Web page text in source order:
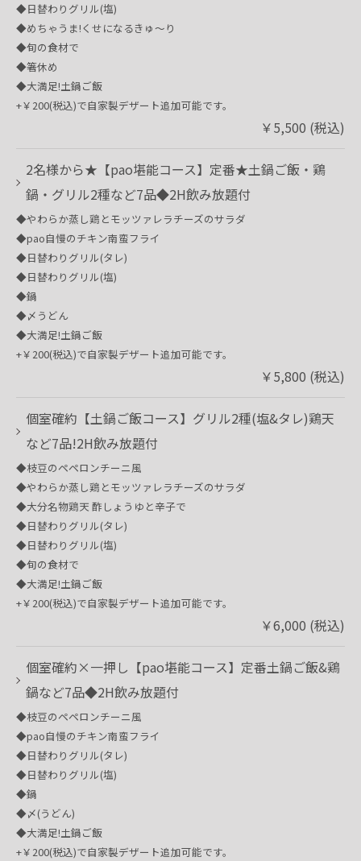
◆日替わりグリル(塩)
◆めちゃうま!くせになるきゅ～り
◆旬の食材で
◆箸休め
◆大満足!土鍋ご飯
+￥200(税込)で自家製デザート追加可能です。
￥5,500 (税込)
2名様から★【pao堪能コース】定番★土鍋ご飯・鶏
鍋・グリル2種など7品◆2H飲み放題付
◆やわらか蒸し鶏とモッツァレラチーズのサラダ
◆pao自慢のチキン南蛮フライ
◆日替わりグリル(タレ)
◆日替わりグリル(塩)
◆鍋
◆〆うどん
◆大満足!土鍋ご飯
+￥200(税込)で自家製デザート追加可能です。
￥5,800 (税込)
個室確約【土鍋ご飯コース】グリル2種(塩&タレ)鶏天
など7品!2H飲み放題付
◆枝豆のペペロンチーニ風
◆やわらか蒸し鶏とモッツァレラチーズのサラダ
◆大分名物鶏天 酢しょうゆと辛子で
◆日替わりグリル(タレ)
◆日替わりグリル(塩)
◆旬の食材で
◆大満足!土鍋ご飯
+￥200(税込)で自家製デザート追加可能です。
￥6,000 (税込)
個室確約×一押し【pao堪能コース】定番土鍋ご飯&鶏
鍋など7品◆2H飲み放題付
◆枝豆のペペロンチーニ風
◆pao自慢のチキン南蛮フライ
◆日替わりグリル(タレ)
◆日替わりグリル(塩)
◆鍋
◆〆(うどん)
◆大満足!土鍋ご飯
+￥200(税込)で自家製デザート追加可能です。